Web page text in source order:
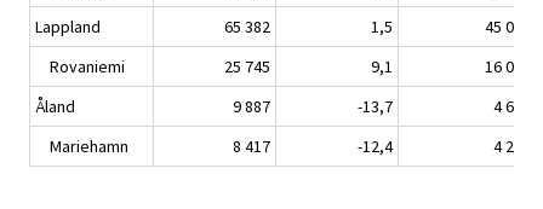
Lappland
65 382 1,5
45 035
Rovaniemi
25 745 9,1
16 068
Åland
9 887 -13,7
4 648
Mariehamn
8 417 -12,4 4 204